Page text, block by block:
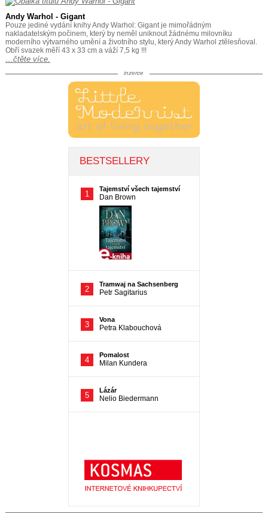
Andy Warhol - Gigant
Pouze jediné vydání knihy Andy Warhol: Gigant je mimořádným
nakladatelským počinem, který by neměl uniknout žádnému milovníku
moderního výtvarného umění a životního stylu, který Andy Warhol ztělesňoval.
Obří svazek měří 43 x 33 cm a váží 7,5 kg !!!
…čtěte více.
inzerce